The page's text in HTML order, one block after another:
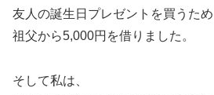
友人の誕生日プレゼントを買うため
祖父から5,000円を借りました。
そして私は、